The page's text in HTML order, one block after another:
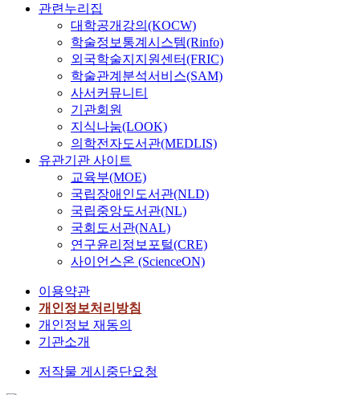
관련누리집
대학공개강의(KOCW)
학술정보통계시스템(Rinfo)
외국학술지지원센터(FRIC)
학술관계분석서비스(SAM)
사서커뮤니티
기관회원
지식나눔(LOOK)
의학전자도서관(MEDLIS)
유관기관 사이트
교육부(MOE)
국립장애인도서관(NLD)
국립중앙도서관(NL)
국회도서관(NAL)
연구윤리정보포털(CRE)
사이언스온 (ScienceON)
이용약관
개인정보처리방침
개인정보 재동의
기관소개
저작물 게시중단요청